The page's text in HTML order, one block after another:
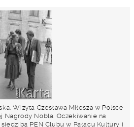
Wizyta Czesława Miłosza w Polsce
Nagrody Nobla. Oczekiwanie na
PEN Clubu w Pałacu Kultury i